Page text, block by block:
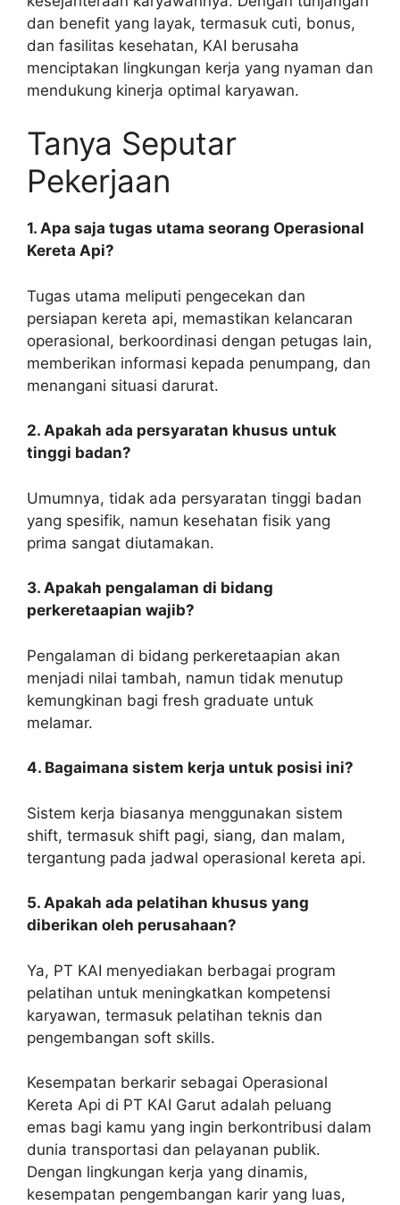
dan benefit yang layak, termasuk cuti, bonus,
dan fasilitas kesehatan, KAI berusaha
menciptakan lingkungan kerja yang nyaman dan
mendukung kinerja optimal karyawan.
Tanya Seputar
Pekerjaan
1. Apa saja tugas utama seorang Operasional
Kereta Api?
Tugas utama meliputi pengecekan dan
persiapan kereta api, memastikan kelancaran
operasional, berkoordinasi dengan petugas lain,
memberikan informasi kepada penumpang, dan
menangani situasi darurat.
2. Apakah ada persyaratan khusus untuk
tinggi badan?
Umumnya, tidak ada persyaratan tinggi badan
yang spesifik, namun kesehatan fisik yang
prima sangat diutamakan.
3. Apakah pengalaman di bidang
perkeretaapian wajib?
Pengalaman di bidang perkeretaapian akan
menjadi nilai tambah, namun tidak menutup
kemungkinan bagi fresh graduate untuk
melamar.
4. Bagaimana sistem kerja untuk posisi ini?
Sistem kerja biasanya menggunakan sistem
shift, termasuk shift pagi, siang, dan malam,
tergantung pada jadwal operasional kereta api.
5. Apakah ada pelatihan khusus yang
diberikan oleh perusahaan?
Ya, PT KAI menyediakan berbagai program
pelatihan untuk meningkatkan kompetensi
karyawan, termasuk pelatihan teknis dan
pengembangan soft skills.
Kesempatan berkarir sebagai Operasional
Kereta Api di PT KAI Garut adalah peluang
emas bagi kamu yang ingin berkontribusi dalam
dunia transportasi dan pelayanan publik.
Dengan lingkungan kerja yang dinamis,
kesempatan pengembangan karir yang luas,